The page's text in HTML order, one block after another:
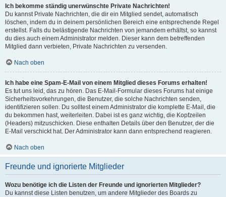
Ich bekomme ständig unerwünschte Private Nachrichten!
Du kannst Private Nachrichten, die dir ein Mitglied sendet, automatisch
löschen, indem du in deinem persönlichen Bereich eine entsprechende Regel
erstellst. Falls du belästigende Nachrichten von jemandem erhältst, so kannst
du dies auch einem Administrator melden. Dieser kann dem betreffenden
Mitglied dann verbieten, Private Nachrichten zu versenden.
Nach oben
Ich habe eine Spam-E-Mail von einem Mitglied dieses Forums erhalten!
Es tut uns leid, das zu hören. Das E-Mail-Formular dieses Forums hat einige
Sicherheitsvorkehrungen, die Benutzer, die solche Nachrichten senden,
identifizieren sollen. Du solltest einem Administrator die komplette E-Mail, die
du bekommen hast, weiterleiten. Dabei ist es ganz wichtig, die Kopfzeilen
(Headers) mitzuschicken. Diese enthalten Details über den Benutzer, der die
E-Mail verschickt hat. Der Administrator kann dann entsprechend reagieren.
Nach oben
Freunde und ignorierte Mitglieder
Wozu benötige ich die Listen der Freunde und ignorierten Mitglieder?
Du kannst diese Listen benutzen, um andere Mitglieder des Boards zu